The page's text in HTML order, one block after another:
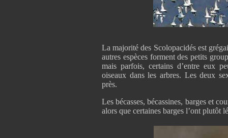
La majorité des Scolopacidés est
autres espèces forment des petits
mais parfois, certains d’entre eux
oiseaux dans les arbres. Les deux
près.
Les bécasses, bécassines, barges et
alors que certaines barges l’ont plutôt